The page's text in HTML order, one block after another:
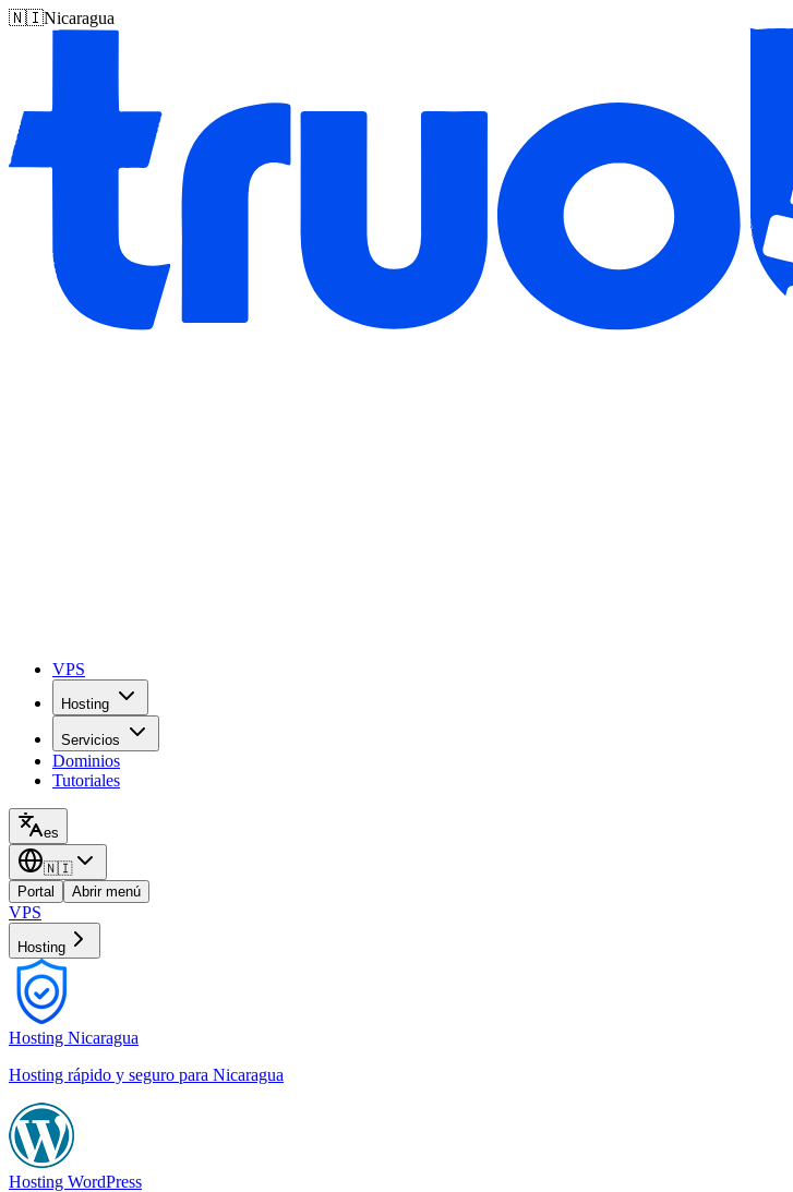
🇳🇮Nicaragua
VPS
Hosting
Servicios
Dominios
Tutoriales
es
🇳🇮
Portal
Abrir menú
VPS
Hosting
Hosting Nicaragua
Hosting rápido y seguro para Nicaragua
Hosting WordPress